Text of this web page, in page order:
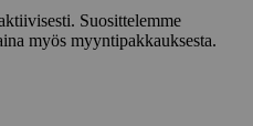
Suosittelemme
myös myyntipakkauksesta.